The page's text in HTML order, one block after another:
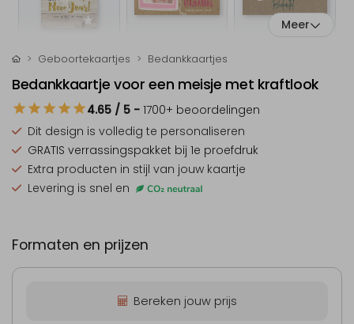
Meer
Geboortekaartjes Bedankkaartjes
Bedankkaartje voor een meisje met kraftlook
4.65 / 5 - 1700+ beoordelingen
Dit design is volledig te personaliseren
GRATIS verrassingspakket bij 1e proefdruk
Extra producten in stijl van jouw kaartje
Levering is snel en
Formaten en prijzen
Bereken jouw prijs